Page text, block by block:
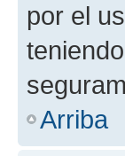
por el
Arriba